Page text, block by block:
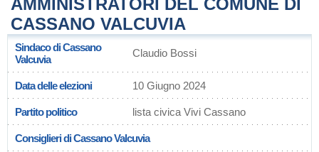
AMMINISTRATORI DEL COMUNE DI
CASSANO VALCUVIA
Sindaco di Cassano
Valcuvia
Claudio Bossi
Data delle elezioni 10 Giugno 2024
Partito politico lista civica Vivi Cassano
Consiglieri di Cassano Valcuvia